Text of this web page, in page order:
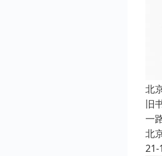
北
旧
一
北
21-